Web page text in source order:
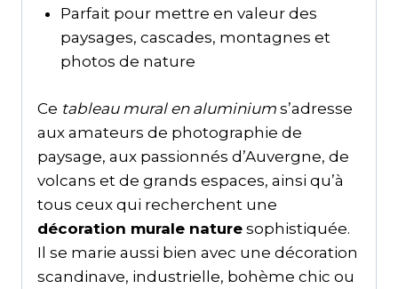
Parfait pour mettre en valeur des
paysages, cascades, montagnes et
photos de nature
Ce tableau mural en aluminium s’adresse
aux amateurs de photographie de
paysage, aux passionnés d’Auvergne, de
volcans et de grands espaces, ainsi qu’à
tous ceux qui recherchent une
décoration murale nature sophistiquée.
Il se marie aussi bien avec une décoration
scandinave, industrielle, bohème chic ou